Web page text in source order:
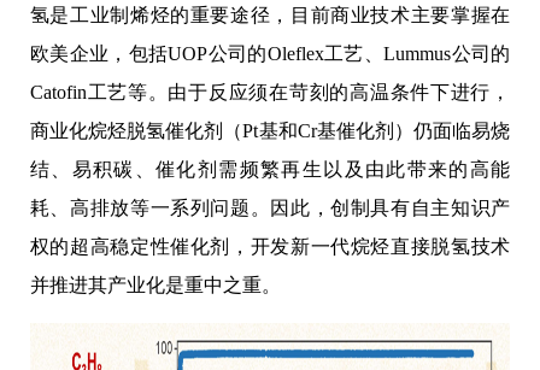
氢是工业制烯烃的重要途径，目前商业技术主要掌握在
欧美企业，包括UOP公司的Oleflex工艺、Lummus公司的
Catofin工艺等。由于反应须在苛刻的高温条件下进行，
商业化烷烃脱氢催化剂（Pt基和Cr基催化剂）仍面临易烧
结、易积碳、催化剂需频繁再生以及由此带来的高能
耗、高排放等一系列问题。因此，创制具有自主知识产
权的超高稳定性催化剂，开发新一代烷烃直接脱氢技术
并推进其产业化是重中之重。